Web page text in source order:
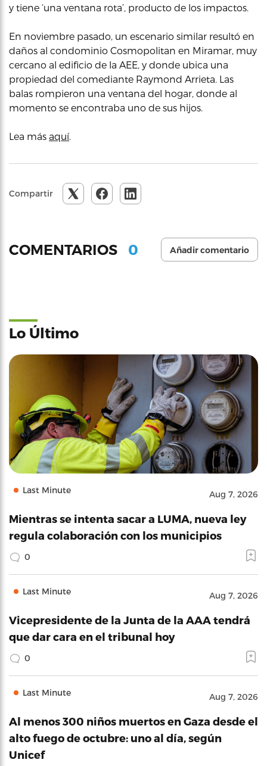
y tiene ‘una ventana rota’, producto de los impactos.
En noviembre pasado, un escenario similar resultó en
daños al condominio Cosmopolitan en Miramar, muy
cercano al edificio de la AEE, y donde ubica una
propiedad del comediante Raymond Arrieta. Las
balas rompieron una ventana del hogar, donde al
momento se encontraba uno de sus hijos.
Lea más aquí.
Compartir
COMENTARIOS 0 Añadir comentario
Lo Último
Last Minute Aug 7, 2026
Mientras se intenta sacar a LUMA, nueva ley
regula colaboración con los municipios
0
Last Minute Aug 7, 2026
Vicepresidente de la Junta de la AAA tendrá
que dar cara en el tribunal hoy
0
Last Minute Aug 7, 2026
Al menos 300 niños muertos en Gaza desde el
alto fuego de octubre: uno al día, según
Unicef